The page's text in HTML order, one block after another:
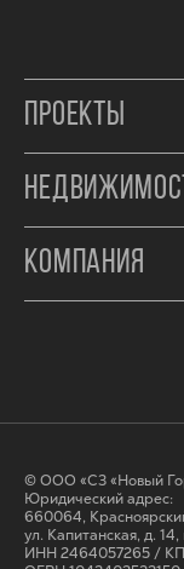
ПРОЕКТЫ
КОМПАНИЯ
© ООО «СЗ «Новый
Юридический адрес:
660064,
ул. Капитанская, д.
ИНН 2464057265 /